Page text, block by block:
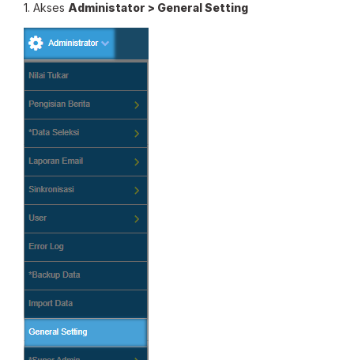
1. Akses Administator > General Setting